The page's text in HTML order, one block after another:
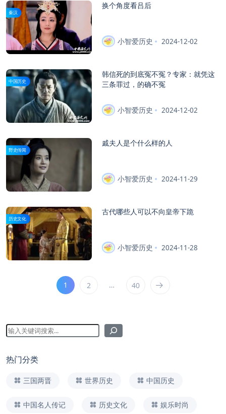
秦汉
换个角度看吕后
小智爱历史 2024-12-02
中国历史
韩信死的到底冤不冤？专家：就凭这
三条罪过，的确不冤
小智爱历史 2024-12-02
野史传闻
戚夫人是个什么样的人
小智爱历史 2024-11-29
历史文化
古代哪些人可以不向皇帝下跪
小智爱历史 2024-11-28
1 2 … 40
热门分类
三国两晋 世界历史 中国历史
中国名人传记 历史文化 娱乐时尚